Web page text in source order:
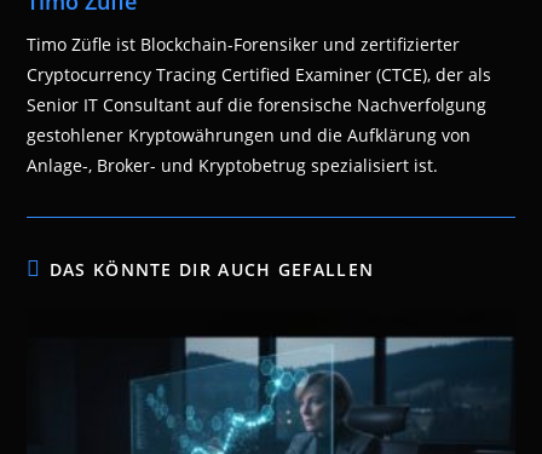
Timo Züfle ist Blockchain-Forensiker und zertifizierter
Cryptocurrency Tracing Certified Examiner (CTCE), der als
Senior IT Consultant auf die forensische Nachverfolgung
gestohlener Kryptowährungen und die Aufklärung von
Anlage-, Broker- und Kryptobetrug spezialisiert ist.
DAS KÖNNTE DIR AUCH GEFALLEN